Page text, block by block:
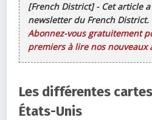
[French District] - Cet article
newsletter du French District.
Abonnez-vous gratuitement
premiers à lire nos nouveaux
Les différentes
États-Unis